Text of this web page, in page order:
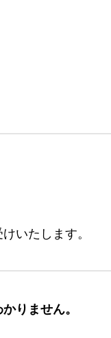
いたします。
りません。